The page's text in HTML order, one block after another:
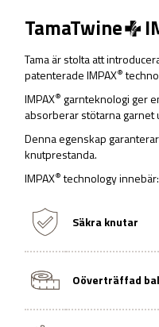
TamaTwine
Tama är stolta att
patenterade IMPAX®
IMPAX® garnteknologi ger
absorberar stötarna garnet
Denna egenskap
knutprestanda.
IMPAX®technology innebär:
Säkra knutar
Oöverträffad